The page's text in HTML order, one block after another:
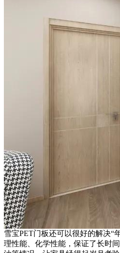
雪宝PET门板还可以很好的解决“
理性能、化学性能，保证了长时